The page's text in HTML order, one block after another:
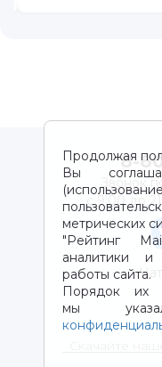
Продолжая
Вы
метрических
"Рейтинг
аналитики
работы сайта.
Порядок их
мы
8-
Звонок
с 9:00 до